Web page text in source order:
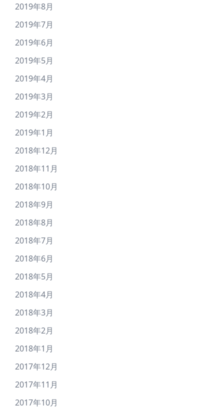
2019年8月
2019年7月
2019年6月
2019年5月
2019年4月
2019年3月
2019年2月
2019年1月
2018年12月
2018年11月
2018年10月
2018年9月
2018年8月
2018年7月
2018年6月
2018年5月
2018年4月
2018年3月
2018年2月
2018年1月
2017年12月
2017年11月
2017年10月